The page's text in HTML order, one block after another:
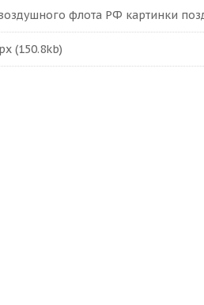
флота РФ картинки
(150.8kb)